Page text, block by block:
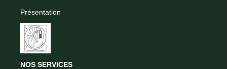
Présentation
NOS SERVICES